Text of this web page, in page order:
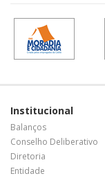
Institucional
Balanços
Conselho Deliberativo
Diretoria
Entidade